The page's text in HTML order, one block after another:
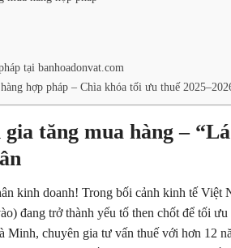
tại banhoadonvat.com
hợp pháp – Chìa khóa tối ưu thuế
tăng mua hàng –
kinh doanh! Trong bối cảnh kinh tế Việt
đang trở thành yếu tố then chốt để tối
Minh, chuyên gia tư vấn thuế với hơn 12